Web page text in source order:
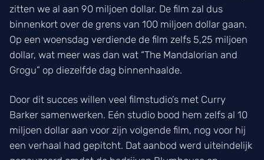
zitten we al aan 90 miljoen dollar. De film zal dus
binnenkort over de grens van 100 miljoen dollar gaan.
Op een woensdag verdiende de film zelfs 5,25 miljoen
dollar, wat meer was dan wat “The Mandalorian and
Grogu” op diezelfde dag binnenhaalde.
Door dit succes willen veel filmstudio’s met Curry
Barker samenwerken. Eén studio bood hem zelfs al 10
miljoen dollar aan voor zijn volgende film, nog voor hij
een verhaal had gepitcht. Dat aanbod werd uiteindelijk